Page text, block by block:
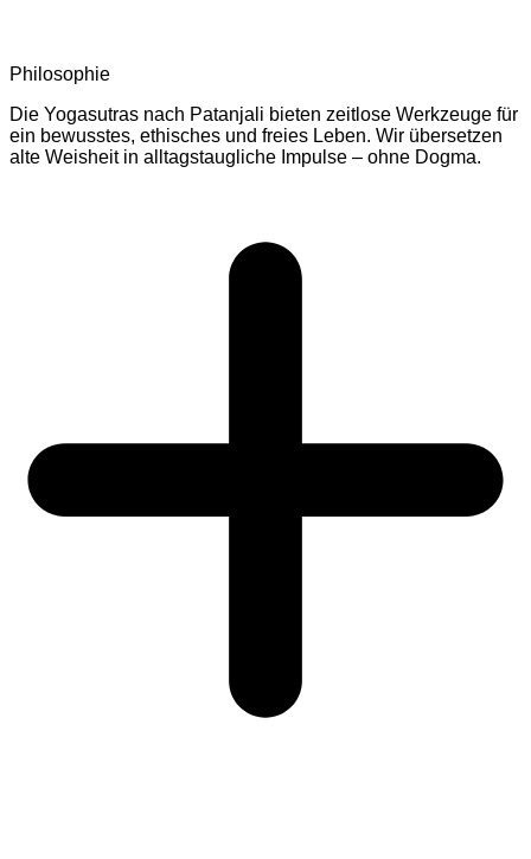
Philosophie
Die Yogasutras nach Patanjali bieten zeitlose Werkzeuge für
ein bewusstes, ethisches und freies Leben. Wir übersetzen
alte Weisheit in alltagstaugliche Impulse – ohne Dogma.